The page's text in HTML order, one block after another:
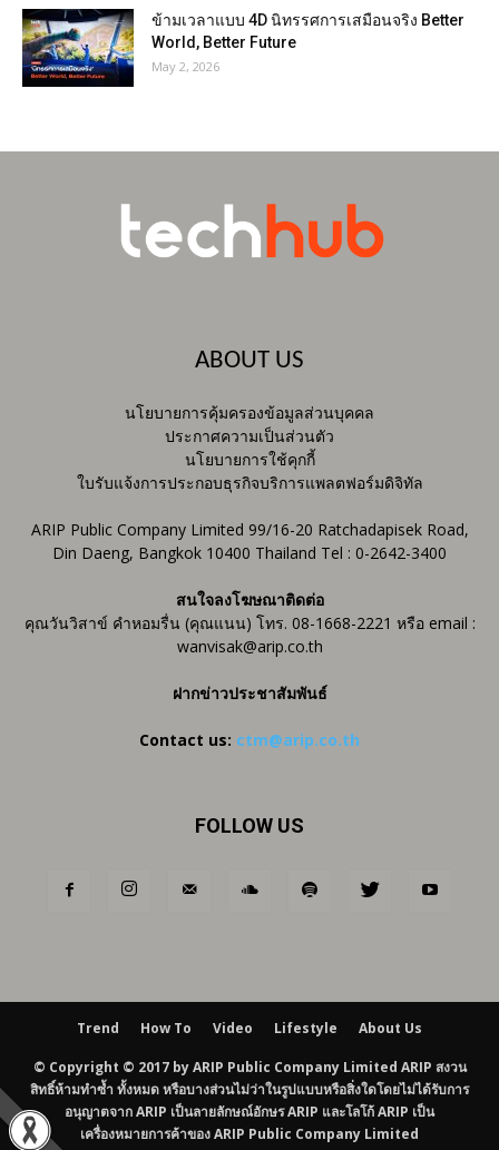
ข้ามเวลาแบบ 4D นิทรรศการเสมือนจริง Better
World, Better Future
May 2, 2026
ABOUT US
นโยบายการคุ้มครองข้อมูลส่วนบุคคล
ประกาศความเป็นส่วนตัว
นโยบายการใช้คุกกี้
ใบรับแจ้งการประกอบธุรกิจบริการแพลตฟอร์มดิจิทัล
ARIP Public Company Limited 99/16-20 Ratchadapisek Road,
Din Daeng, Bangkok 10400 Thailand Tel : 0-2642-3400
สนใจลงโฆษณาติดต่อ
คุณวันวิสาข์ คำหอมรื่น (คุณแนน) โทร. 08-1668-2221 หรือ email :
wanvisak@arip.co.th
ฝากข่าวประชาสัมพันธ์
Contact us: ctm@arip.co.th
FOLLOW US
Trend How To Video Lifestyle About Us
© Copyright © 2017 by ARIP Public Company Limited ARIP สงวน
สิทธิ์ห้ามทำซ้ำ ทั้งหมด หรือบางส่วนไม่ว่าในรูปแบบหรือสิ่งใดโดยไม่ได้รับการ
อนุญาตจาก ARIP เป็นลายลักษณ์อักษร ARIP และโลโก้ ARIP เป็น
เครื่องหมายการค้าของ ARIP Public Company Limited